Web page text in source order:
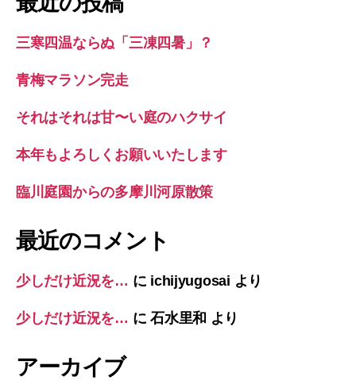
三寒四温ならぬ「三凍四暑」？
青梅マラソン完走
それはそれは甘〜い庭のハクサイ
本年もよろしくお願いいたします
臨川庭園からの多摩川河原散策
最近のコメント
少しだけ近況を… に ichijyugosai より
少しだけ近況を… に石水里和 より
アーカイブ